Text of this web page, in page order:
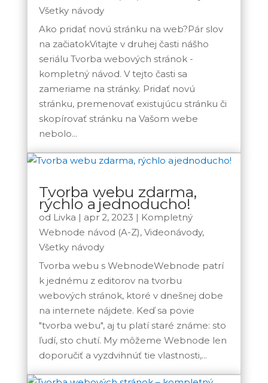
Všetky návody
Ako pridať novú stránku na web?Pár slov
na začiatokVitajte v druhej časti nášho
seriálu Tvorba webových stránok -
kompletný návod. V tejto časti sa
zameriame na stránky. Pridať novú
stránku, premenovať existujúcu stránku či
skopírovať stránku na Vašom webe
nebolo...
Tvorba webu zdarma,
rýchlo a jednoducho!
od Livka | apr 2, 2023 | Kompletný
Webnode návod (A-Z), Videonávody,
Všetky návody
Tvorba webu s WebnodeWebnode patrí
k jednému z editorov na tvorbu
webových stránok, ktoré v dnešnej dobe
na internete nájdete. Keď sa povie
"tvorba webu", aj tu platí staré známe: sto
ľudí, sto chutí. My môžeme Webnode len
doporučiť a vyzdvihnúť tie vlastnosti,...